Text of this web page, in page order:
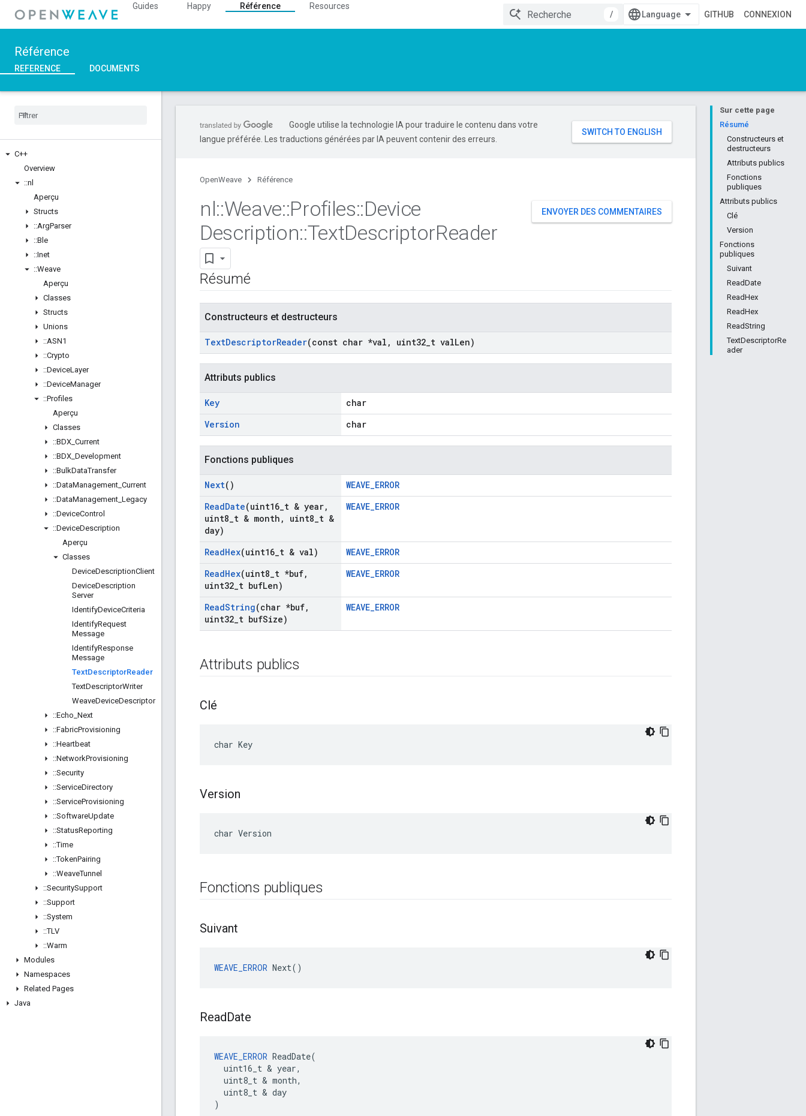
Guides Happy Référence
Resources
/
GITHUB CONNEXION
Référence
REFERENCE DOCUMENTS
C++
Overview
::nl
Aperçu
Structs
::ArgParser
::Ble
::Inet
::Weave
Aperçu
Classes
Structs
Unions
::ASN1
::Crypto
::DeviceLayer
::DeviceManager
::Profiles
Aperçu
Classes
::BDX Current
::BDX Development
::BulkDataTransfer
::DataManagement Current
::DataManagement Legacy
::DeviceControl
::DeviceDescription
Aperçu
Classes
DeviceDescriptionClient
DeviceDescription
Server
IdentifyDeviceCriteria
IdentifyRequest
Message
IdentifyResponse
Message
TextDescriptorReader
TextDescriptorWriter
WeaveDeviceDescriptor
::Echo Next
::FabricProvisioning
::Heartbeat
::NetworkProvisioning
::Security
::ServiceDirectory
::ServiceProvisioning
::SoftwareUpdate
::StatusReporting
::Time
::TokenPairing
::WeaveTunnel
::SecuritySupport
::Support
::System
::TLV
::Warm
Modules
Namespaces
Related Pages
Java
Sur cette page
Résumé
Constructeurs et
destructeurs
Attributs publics
Fonctions
publiques
Attributs publics
Clé
Version
Fonctions
publiques
Suivant
ReadDate
ReadHex
ReadHex
ReadString
TextDescriptorRe
ader
Google utilise la technologie IA pour traduire le contenu dans votre
langue préférée. Les traductions générées par IA peuvent contenir des erreurs.
OpenWeave Référence
ENVOYER DES COMMENTAIRES
nl::Weave::Profiles::Device
Description::TextDescriptorReader
Résumé
Constructeurs et destructeurs
TextDescriptorReader(const char *val , uint32 t valLen)
Attributs publics
Key
char
Version
char
Fonctions publiques
Next()
WEAVE_ERROR
ReadDate(uint16 t & year,
uint8 t & month , uint8 t &
day)
WEAVE_ERROR
ReadHex(uint16 t & val)
WEAVE_ERROR
ReadHex(uint8 t *buf,
uint32 t bufLen)
WEAVE_ERROR
ReadString(char *buf,
uint32 t bufSize)
WEAVE_ERROR
Attributs publics
Clé
char Key
Version
char Version
Fonctions publiques
Suivant
WEAVE_ERROR Next()
ReadDate
WEAVE_ERROR ReadDate(
  uint16_t & year,
  uint8_t & month,
  uint8_t & day
)